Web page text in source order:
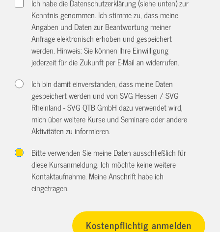
Ich habe die Datenschutzerklärung (siehe unten) zur
Kenntnis genommen. Ich stimme zu, dass meine
Angaben und Daten zur Beantwortung meiner
Anfrage elektronisch erhoben und gespeichert
werden. Hinweis: Sie können Ihre Einwilligung
jederzeit für die Zukunft per E-Mail anwiderrufen.
Ich bin damit einverstanden, dass meine Daten
gespeichert werden und von SVG Hessen / SVG
Rheinland - SVG QTB GmbH dazu verwendet wird,
mich über weitere Kurse und Seminare oder andere
Aktivitäten zu informieren.
Bitte verwenden Sie meine Daten ausschließlich für
diese Kursanmeldung. Ich möchte keine weitere
Kontaktaufnahme. Meine Anschrift habe ich
eingetragen.